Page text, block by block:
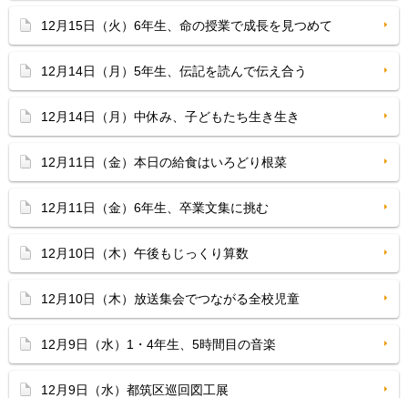
12月15日（火）6年生、命の授業で成長を見つめて
12月14日（月）5年生、伝記を読んで伝え合う
12月14日（月）中休み、子どもたち生き生き
12月11日（金）本日の給食はいろどり根菜
12月11日（金）6年生、卒業文集に挑む
12月10日（木）午後もじっくり算数
12月10日（木）放送集会でつながる全校児童
12月9日（水）1・4年生、5時間目の音楽
12月9日（水）都筑区巡回図工展